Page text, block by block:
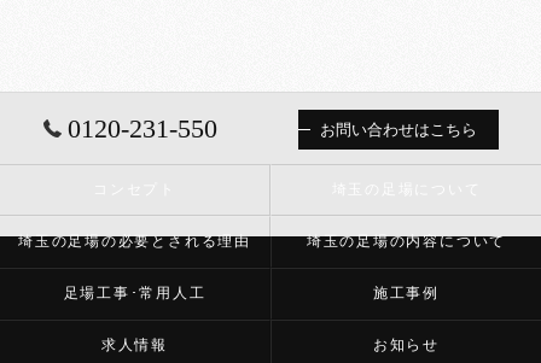
0120-231-550 お問い合わせはこちら
埼玉の足場の必要とされる理由 埼玉の足場の内容について
足場工事･常用人工 施工事例
求人情報 お知らせ